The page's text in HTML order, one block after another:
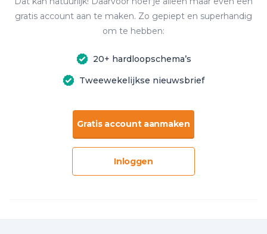
gratis account aan te maken. Zo gepiept en superhandig
om te hebben:
20+ hardloopschema’s
Tweewekelijkse nieuwsbrief
Gratis account aanmaken
Inloggen